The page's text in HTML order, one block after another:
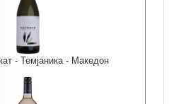
- Темјаника - Македон